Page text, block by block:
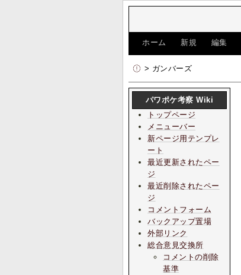
ホーム 新規 編集
> ガンバーズ
パワポケ考察 Wiki
トップページ
メニューバー
新ページ用テンプレ
ート
最近更新されたペー
ジ
最近削除されたペー
ジ
コメントフォーム
バックアップ置場
外部リンク
総合意見交換所
コメントの削除
基準